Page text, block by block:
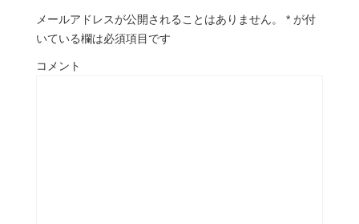
メールアドレスが公開されることはありません。 * が付
いている欄は必須項目です
コメント